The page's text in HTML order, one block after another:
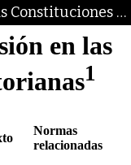
La libertad de expresión en las Constituciones ecuatorianas